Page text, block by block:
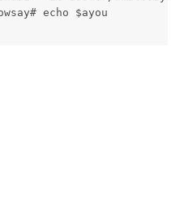
echo $ayou